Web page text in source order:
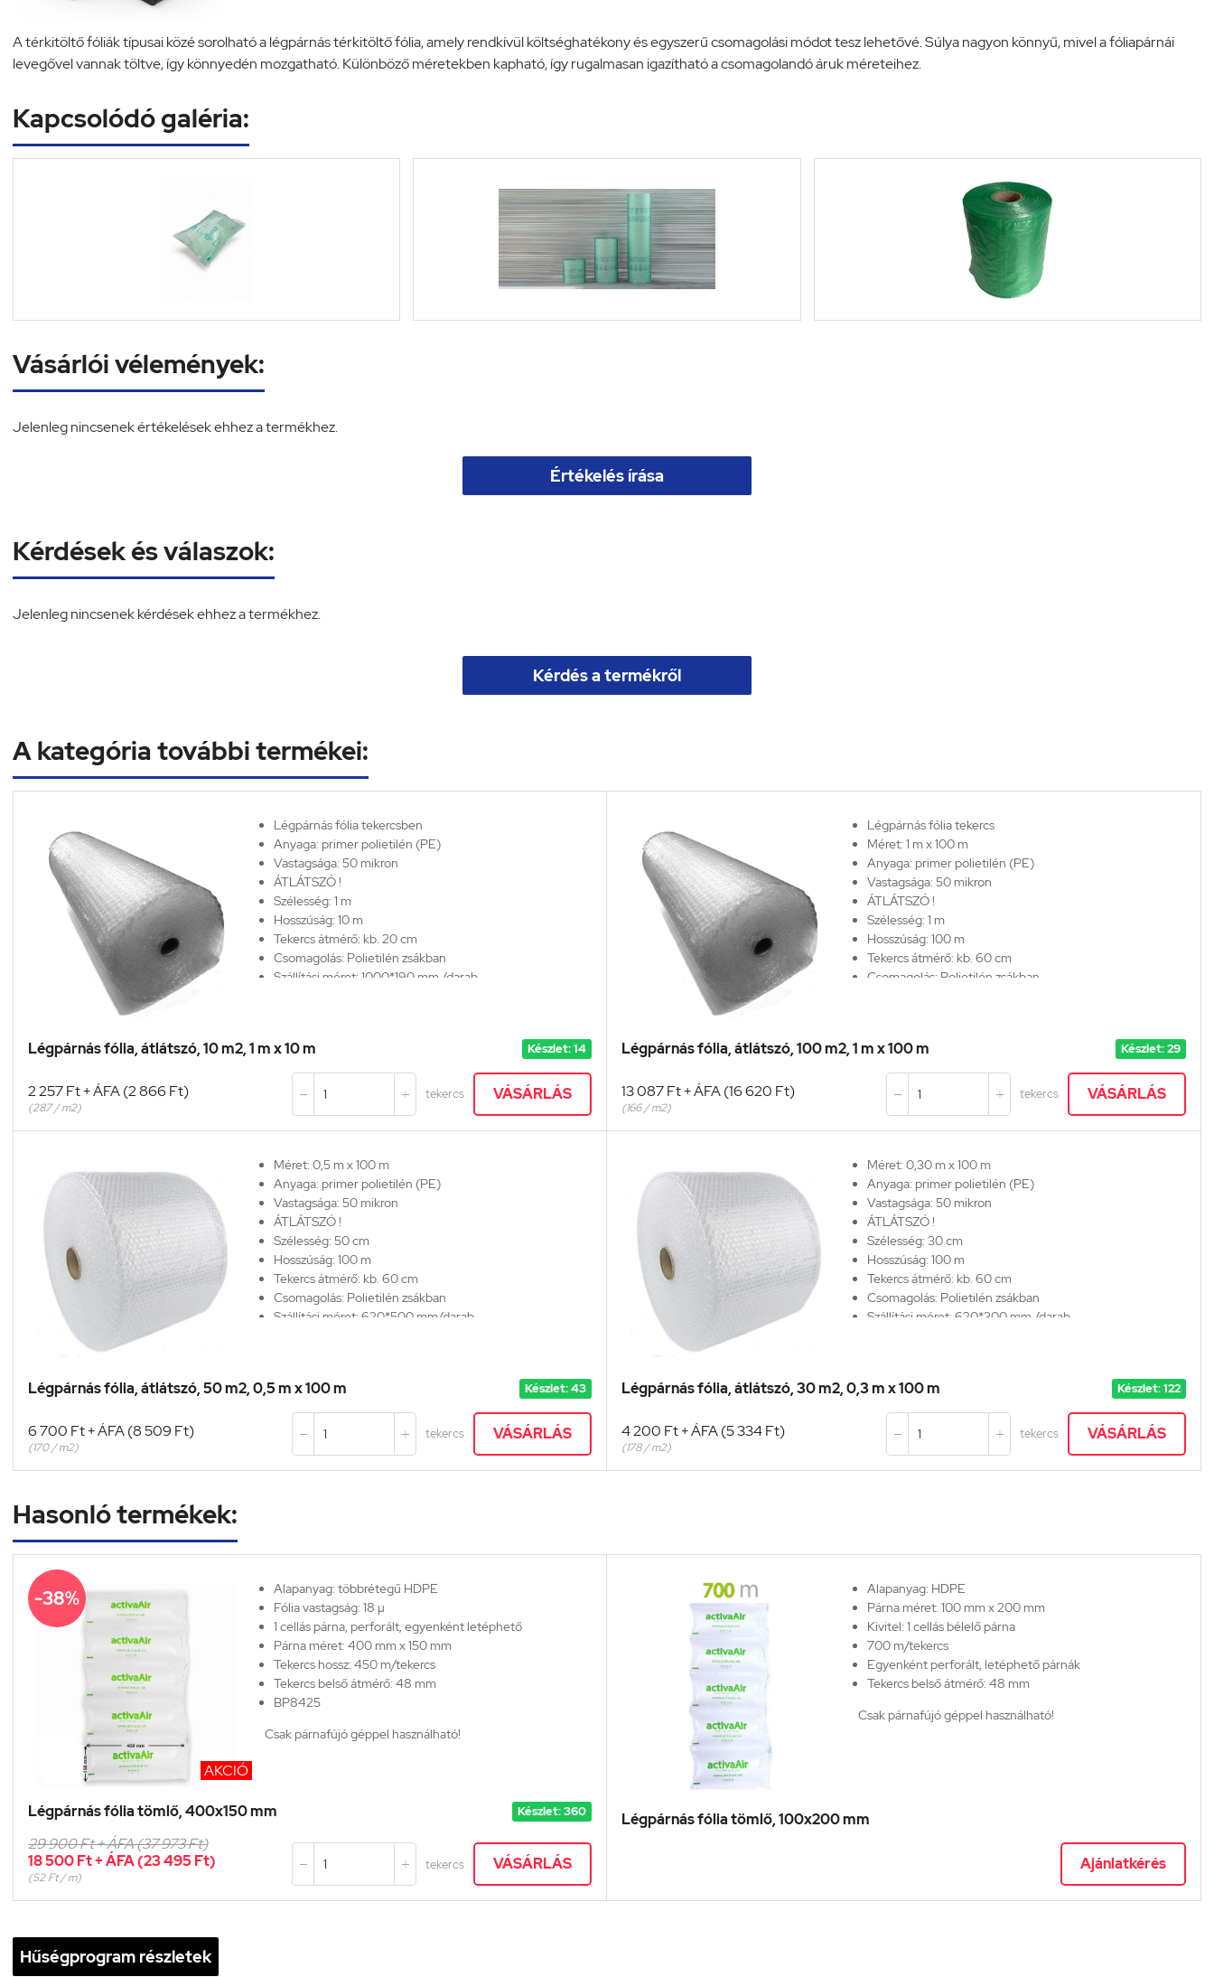
A térkitöltő fóliák típusai közé sorolható a légpárnás térkitöltő fólia, amely rendkívül költséghatékony és egyszerű csomagolási módot tesz lehetővé. Súlya nagyon könnyű, mivel a fóliapárnái
levegővel vannak töltve, így könnyedén mozgatható. Különböző méretekben kapható, így rugalmasan igazítható a csomagolandó áruk méreteihez.
Kapcsolódó galéria:
Vásárlói vélemények:
Jelenleg nincsenek értékelések ehhez a termékhez.
Értékelés írása
Kérdések és válaszok:
Jelenleg nincsenek kérdések ehhez a termékhez.
Kérdés a termékről
A kategória további termékei:
Légpárnás fólia tekercsben
Anyaga: primer polietilén (PE)
Vastagsága: 50 mikron
ÁTLÁTSZÓ !
Szélesség: 1 m
Hosszúság: 10 m
Tekercs átmérő: kb. 20 cm
Csomagolás: Polietilén zsákban
Szállítási méret: 1000*190 mm /darab
Légpárnás fólia, átlátszó, 10 m2, 1 m x 10 m Készlet: 14
2 257 Ft + ÁFA (2 866 Ft)
(287 / m2)
  tekercs VÁSÁRLÁS
Légpárnás fólia tekercs
Méret: 1 m x 100 m
Anyaga: primer polietilén (PE)
Vastagsága: 50 mikron
ÁTLÁTSZÓ !
Szélesség: 1 m
Hosszúság: 100 m
Tekercs átmérő: kb. 60 cm
Csomagolás: Polietilén zsákban
Légpárnás fólia, átlátszó, 100 m2, 1 m x 100 m Készlet: 29
13 087 Ft + ÁFA (16 620 Ft)
(166 / m2)
  tekercs VÁSÁRLÁS
Méret: 0,5 m x 100 m
Anyaga: primer polietilén (PE)
Vastagsága: 50 mikron
ÁTLÁTSZÓ !
Szélesség: 50 cm
Hosszúság: 100 m
Tekercs átmérő: kb. 60 cm
Csomagolás: Polietilén zsákban
Szállítási méret: 620*500 mm/darab
Légpárnás fólia, átlátszó, 50 m2, 0,5 m x 100 m Készlet: 43
6 700 Ft + ÁFA (8 509 Ft)
(170 / m2)
  tekercs VÁSÁRLÁS
Méret: 0,30 m x 100 m
Anyaga: primer polietilén (PE)
Vastagsága: 50 mikron
ÁTLÁTSZÓ !
Szélesség: 30 cm
Hosszúság: 100 m
Tekercs átmérő: kb. 60 cm
Csomagolás: Polietilén zsákban
Szállítási méret: 620*300 mm /darab
Légpárnás fólia, átlátszó, 30 m2, 0,3 m x 100 m Készlet: 122
4 200 Ft + ÁFA (5 334 Ft)
(178 / m2)
  tekercs VÁSÁRLÁS
Hasonló termékek:
-38%
AKCIÓ
Alapanyag: többrétegű HDPE
Fólia vastagság: 18 µ
1 cellás párna, perforált, egyenként letéphető
Párna méret: 400 mm x 150 mm
Tekercs hossz: 450 m/tekercs
Tekercs belső átmérő: 48 mm
BP8425
Csak párnafújó géppel használható!
Légpárnás fólia tömlő, 400x150 mm Készlet: 360
29 900 Ft + ÁFA (37 973 Ft)
18 500 Ft + ÁFA (23 495 Ft)
(52 Ft / m)
  tekercs VÁSÁRLÁS
Alapanyag: HDPE
Párna méret: 100 mm x 200 mm
Kivitel: 1 cellás bélelő párna
700 m/tekercs
Egyenként perforált, letéphető párnák
Tekercs belső átmérő: 48 mm
Csak párnafújó géppel használható!
Légpárnás fólia tömlő, 100x200 mm
Ajánlatkérés
Hűségprogram részletek